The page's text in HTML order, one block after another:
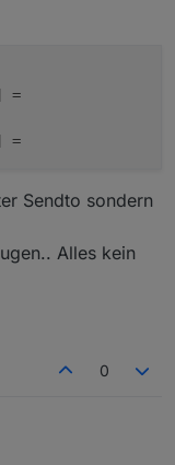
Sendto sondern
Alles kein
0